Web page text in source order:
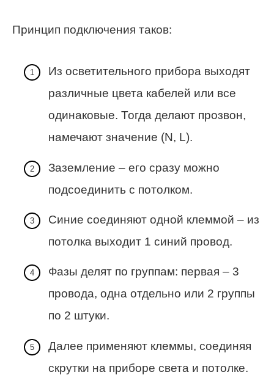
Принцип подключения таков:
Из осветительного прибора выходят
различные цвета кабелей или все
одинаковые. Тогда делают прозвон,
намечают значение (N, L).
Заземление – его сразу можно
подсоединить с потолком.
Синие соединяют одной клеммой – из
потолка выходит 1 синий провод.
Фазы делят по группам: первая – 3
провода, одна отдельно или 2 группы
по 2 штуки.
Далее применяют клеммы, соединяя
скрутки на приборе света и потолке.